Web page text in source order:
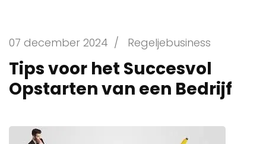
07 december 2024 / Regeljebusiness
Tips voor het Succesvol
Opstarten van een Bedrijf